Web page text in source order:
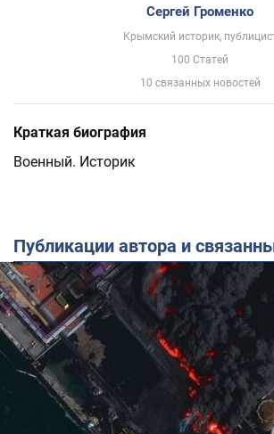
Сергей Громенко
Крымский историк,
100 Статей
10 связанных новостей
Краткая биография
Военный. Историк
Публикации автора и